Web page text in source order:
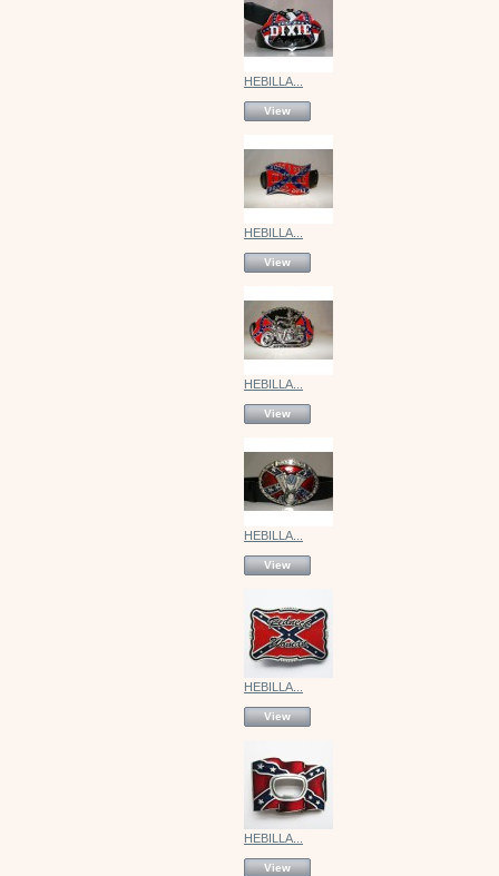
HEBILLA...
View
HEBILLA...
View
HEBILLA...
View
HEBILLA...
View
HEBILLA...
View
HEBILLA...
View